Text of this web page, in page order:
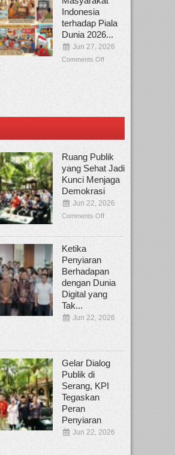
Indonesia
terhadap Piala
Dunia 2026...
Jun 27, 2026
Comments Off
Ruang Publik
yang Sehat Jadi
Kunci Menjaga
Demokrasi
Jun 22, 2026
Comments Off
Ketika
Penyiaran
Berhadapan
dengan Dunia
Digital yang
Tak...
Jun 22, 2026
Gelar Dialog
Publik di
Serang, KPI
Tegaskan
Peran
Penyiaran
Jun 22, 2026